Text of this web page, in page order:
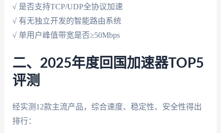
√ 是否支持TCP/UDP全协议加速
√ 有无独立开发的智能路由系统
√ 单用户峰值带宽是否≥50Mbps
二、2025年度回国加速器TOP5
评测
经实测12款主流产品，综合速度、稳定性、安全性得出
排行：